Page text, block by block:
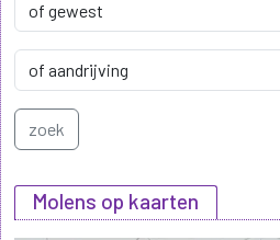
Molens op kaarten